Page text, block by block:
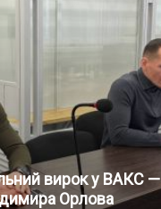
вирок у ВАКС —
Орлова